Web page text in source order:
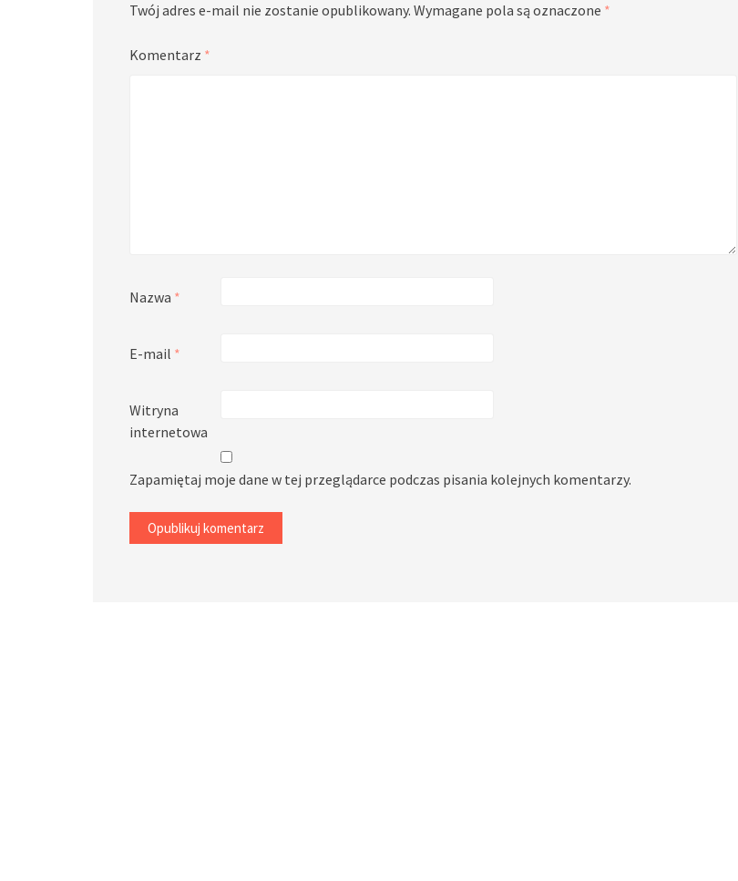
Twój adres e-mail nie zostanie opublikowany. Wymagane pola są oznaczone *
Komentarz *
Nazwa *
E-mail *
Witryna
internetowa
Zapamiętaj moje dane w tej przeglądarce podczas pisania kolejnych komentarzy.